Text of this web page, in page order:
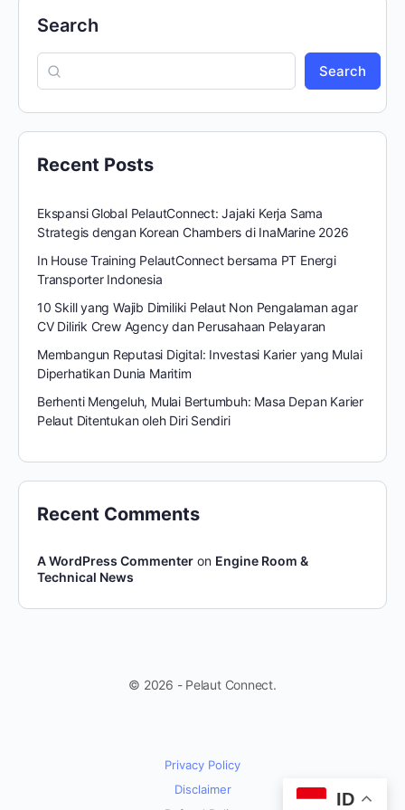
Search
Search
Recent Posts
Ekspansi Global PelautConnect: Jajaki Kerja Sama
Strategis dengan Korean Chambers di InaMarine 2026
In House Training PelautConnect bersama PT Energi
Transporter Indonesia
10 Skill yang Wajib Dimiliki Pelaut Non Pengalaman agar
CV Dilirik Crew Agency dan Perusahaan Pelayaran
Membangun Reputasi Digital: Investasi Karier yang Mulai
Diperhatikan Dunia Maritim
Berhenti Mengeluh, Mulai Bertumbuh: Masa Depan Karier
Pelaut Ditentukan oleh Diri Sendiri
Recent Comments
A WordPress Commenter on Engine Room &
Technical News
© 2026 - Pelaut Connect.
Privacy Policy
Disclaimer
ID